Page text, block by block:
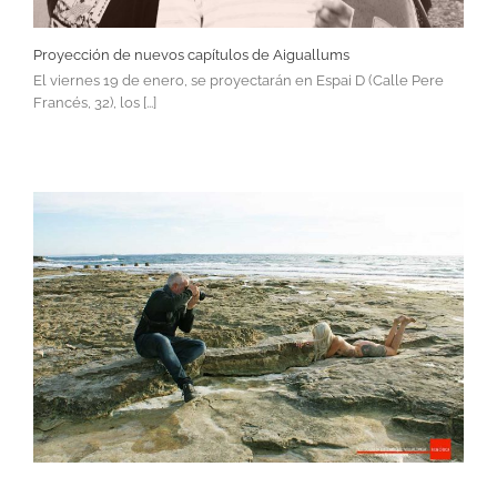
Proyección de nuevos capítulos de Aiguallums
El viernes 19 de enero, se proyectarán en Espai D (Calle Pere
Francés, 32), los [...]